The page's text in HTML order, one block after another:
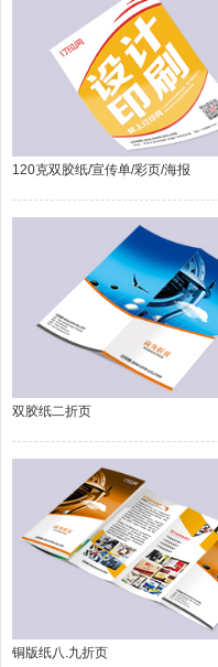
120克双胶纸/宣传单/彩页/海报
双胶纸二折页
铜版纸八.九折页